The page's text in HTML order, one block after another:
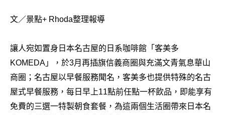
文／景點+ Rhoda整理報導
讓人宛如置身日本名古屋的日系咖啡館「客美多
KOMEDA」，於3月再插旗信義商圈與充滿文青氣息華山
商圈；名古屋以早餐服務聞名，客美多也提供特殊的名古
屋式早餐服務，每日早上11點前任點一杯飲品，即能享有
免費的三選一特製朝食套餐，為這兩個生活圈帶來日本名